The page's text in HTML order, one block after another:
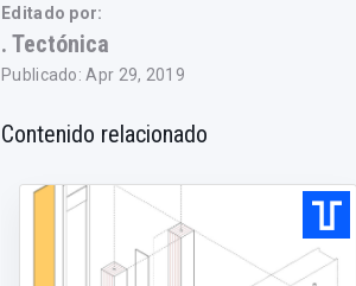
Editado por:
. Tectónica
Publicado: Apr 29, 2019
Contenido relacionado